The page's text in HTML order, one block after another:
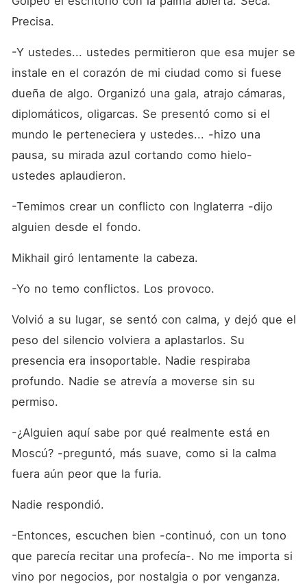
Precisa.
-Y ustedes... ustedes permitieron que esa mujer se
instale en el corazón de mi ciudad como si fuese
dueña de algo. Organizó una gala, atrajo cámaras,
diplomáticos, oligarcas. Se presentó como si el
mundo le perteneciera y ustedes... -hizo una
pausa, su mirada azul cortando como hielo-
ustedes aplaudieron.
-Temimos crear un conflicto con Inglaterra -dijo
alguien desde el fondo.
Mikhail giró lentamente la cabeza.
-Yo no temo conflictos. Los provoco.
Volvió a su lugar, se sentó con calma, y dejó que el
peso del silencio volviera a aplastarlos. Su
presencia era insoportable. Nadie respiraba
profundo. Nadie se atrevía a moverse sin su
permiso.
-¿Alguien aquí sabe por qué realmente está en
Moscú? -preguntó, más suave, como si la calma
fuera aún peor que la furia.
Nadie respondió.
-Entonces, escuchen bien -continuó, con un tono
que parecía recitar una profecía-. No me importa si
vino por negocios, por nostalgia o por venganza.